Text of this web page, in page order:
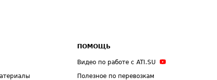
ПОМОЩЬ
Видео по работе с ATI.SU
Полезное по перевозкам